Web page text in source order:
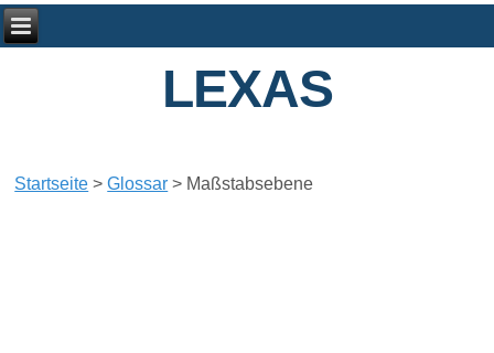
LEXAS
Startseite >Glossar > Maßstabsebene